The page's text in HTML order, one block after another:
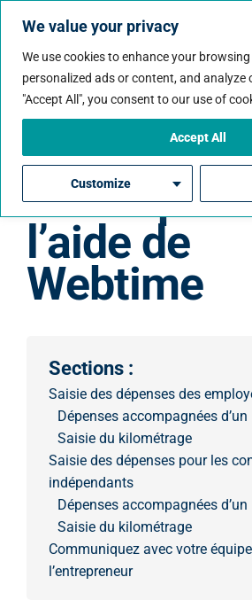
We value your privacy
We use cookies to enhance your
personalized ads or content, and analyze
"Accept All", you consent to our use of
Customize
Accept All
Comment
des
l’aide de
Webtime
Sections :
Saisie des dépenses des
Dépenses accompagnées d’un
Saisie du kilométrage
Saisie des dépenses pour les
indépendants
Dépenses accompagnées d’un
Saisie du kilométrage
Communiquez avec votre
l’entrepreneur